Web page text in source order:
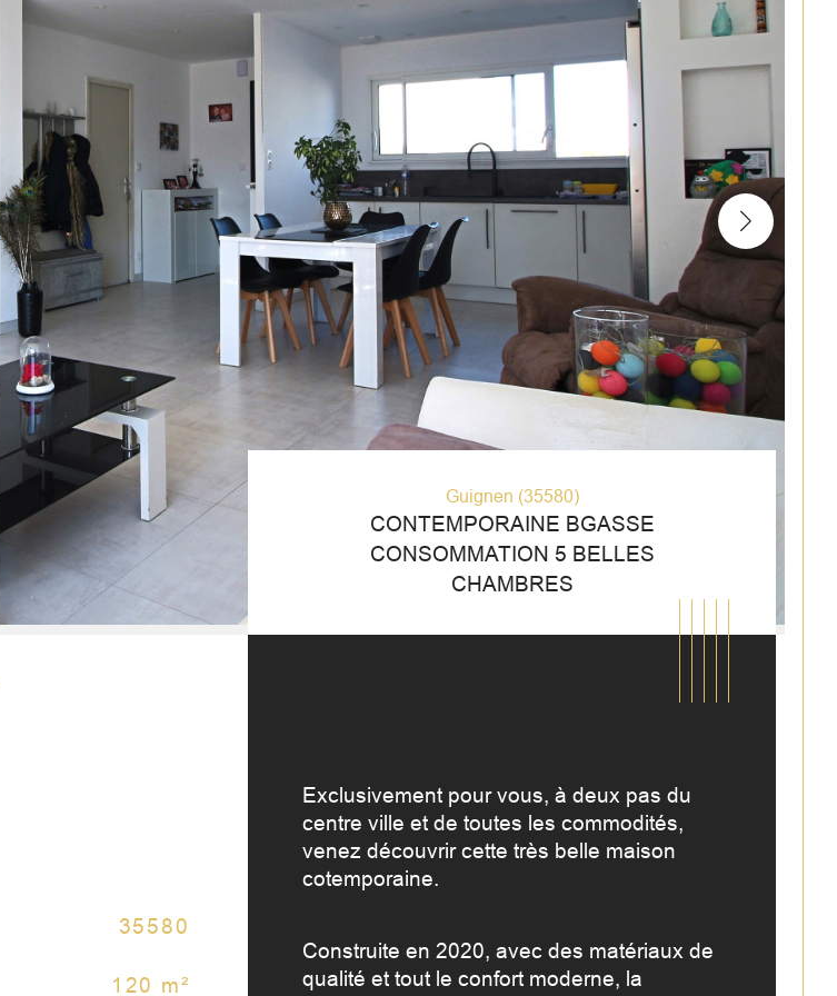
Guignen (35580)
CONTEMPORAINE BGASSE
CONSOMMATION 5 BELLES
CHAMBRES
35580
120 m² Nombre de pièces
Exclusivement pour vous, à deux pas du
centre ville et de toutes les commodités,
venez découvrir cette très belle maison
cotemporaine.
Construite en 2020, avec des matériaux de
qualité et tout le confort moderne, la